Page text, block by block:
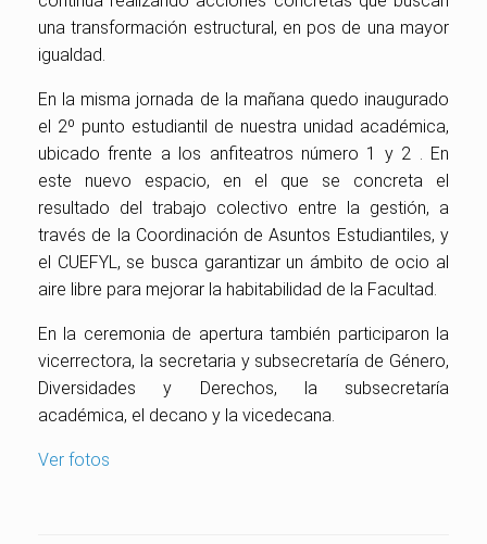
una transformación estructural, en pos de una mayor
igualdad.
En la misma jornada de la mañana quedo inaugurado
el 2º punto estudiantil de nuestra unidad académica,
ubicado frente a los anfiteatros número 1 y 2 . En
este nuevo espacio, en el que se concreta el
resultado del trabajo colectivo entre la gestión, a
través de la Coordinación de Asuntos Estudiantiles, y
el CUEFYL, se busca garantizar un ámbito de ocio al
aire libre para mejorar la habitabilidad de la Facultad.
En la ceremonia de apertura también participaron la
vicerrectora, la secretaria y subsecretaría de Género,
Diversidades y Derechos, la subsecretaría
académica, el decano y la vicedecana.
Ver fotos